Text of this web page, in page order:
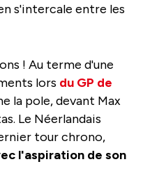
s'intercale entre les
! Au terme d'une
lors du GP de
la pole, devant Max
Le Néerlandais
tour chrono,
l'aspiration de son